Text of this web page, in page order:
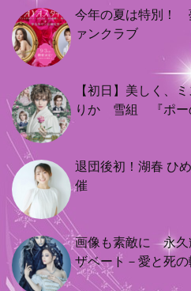
今年の夏は特別！
ァンクラブ
【初日】美しく、
りか 雪組 『ポー
退団後初！湖春 ひ
催
画像も素敵に 永久
ザベート－愛と死の